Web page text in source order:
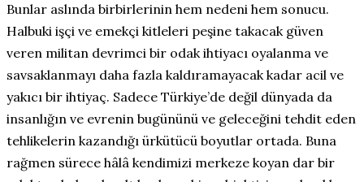
Bunlar aslında birbirlerinin hem nedeni hem sonucu.
Halbuki işçi ve emekçi kitleleri peşine takacak güven
veren militan devrimci bir odak ihtiyacı oyalanma ve
savsaklanmayı daha fazla kaldıramayacak kadar acil ve
yakıcı bir ihtiyaç. Sadece Türkiye’de değil dünyada da
insanlığın ve evrenin bugününü ve geleceğini tehdit eden
tehlikelerin kazandığı ürkütücü boyutlar ortada. Buna
rağmen sürece hâlâ kendimizi merkeze koyan dar bir